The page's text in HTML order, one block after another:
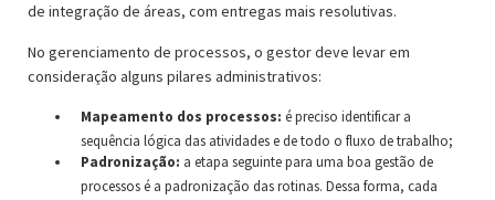
de integração de áreas, com entregas mais resolutivas.
No gerenciamento de processos, o gestor deve levar em
consideração alguns pilares administrativos:
Mapeamento dos processos: é preciso identificar a
sequência lógica das atividades e de todo o fluxo de trabalho;
Padronização: a etapa seguinte para uma boa gestão de
processos é a padronização das rotinas. Dessa forma, cada